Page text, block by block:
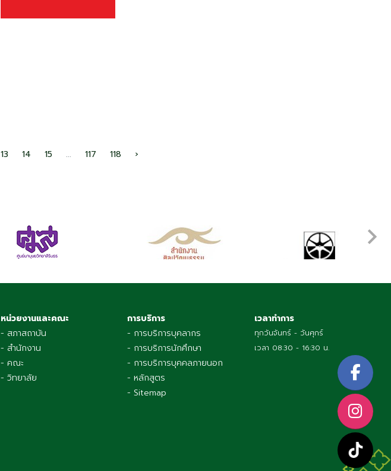
13 14 15 ... 117 118 ›
หน่วยงานและคณะ
- สภาสถาบัน
- สำนักงาน
- คณะ
- วิทยาลัย
การบริการ
- การบริการบุคลากร
- การบริการนักศึกษา
- การบริการบุคคลภายนอก
- หลักสูตร
- Sitemap
เวลาทำการ
ทุกวันจันทร์ - วันศุกร์
เวลา 08:30 - 16:30 น.